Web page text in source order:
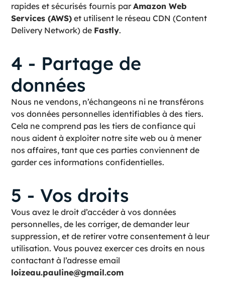
rapides et sécurisés fournis parAmazon Web
Services (AWS) et utilisent le réseau CDN (Content
Delivery Network) de Fastly.
4 - Partage de
données
Nous ne vendons, n’échangeons ni ne transférons
vos données personnelles identifiables à des tiers.
Cela ne comprend pas les tiers de confiance qui
nous aident à exploiter notre site web ou à mener
nos affaires, tant que ces parties conviennent de
garder ces informations confidentielles.
5 - Vos droits
Vous avez le droit d’accéder à vos données
personnelles, de les corriger, de demander leur
suppression, et de retirer votre consentement à leur
utilisation. Vous pouvez exercer ces droits en nous
contactant à l’adresse email
loizeau.pauline@gmail.com